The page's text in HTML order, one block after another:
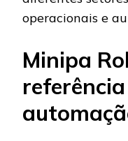
operacionais e
Minipa